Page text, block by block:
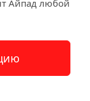
Айпад любой